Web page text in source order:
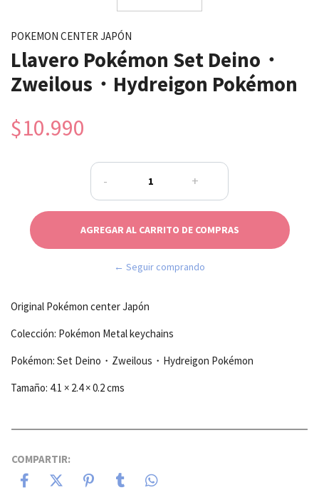
POKEMON CENTER JAPÓN
Llavero Pokémon Set Deino・
Zweilous・Hydreigon Pokémon
$10.990
- +
← Seguir comprando
Original Pokémon center Japón
Colección: Pokémon Metal keychains
Pokémon: Set Deino・Zweilous・Hydreigon Pokémon
Tamaño: 4.1 × 2.4 × 0.2 cms
COMPARTIR: